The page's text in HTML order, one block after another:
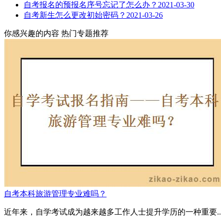
自考报名的预报名序号忘记了怎么办？ 2021-03-30
自考新生怎么更改初始密码？ 2021-03-26
你感兴趣的内容 热门专题推荐
自考本科旅游管理专业难吗？
近年来，自学考试成为越来越多工作人士提升学历的一种重要